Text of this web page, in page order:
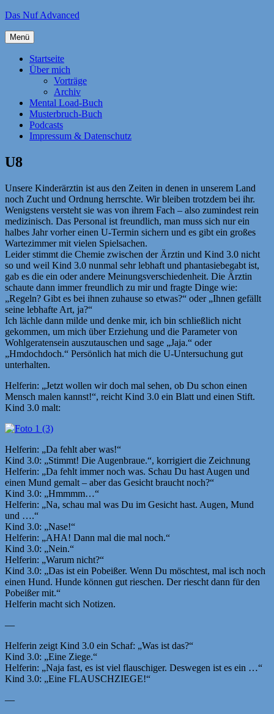
Zum
springen
Das Nuf Advanced
Menü
Startseite
Über mich
Vorträge
Archiv
Mental Load-Buch
Musterbruch-Buch
Podcasts
Impressum & Datenschutz
U8
Unsere Kinderärztin ist aus den Zeiten in denen in unserem Land
noch Zucht und Ordnung herrschte. Wir bleiben trotzdem bei ihr.
Wenigstens versteht sie was von ihrem Fach – also zumindest rein
medizinisch. Das Personal ist freundlich, man muss sich nur ein
halbes Jahr vorher einen U-Termin sichern und es gibt ein großes
Wartezimmer mit vielen Spielsachen.
Leider stimmt die Chemie zwischen der Ärztin und Kind 3.0 nicht
so und weil Kind 3.0 nunmal sehr lebhaft und phantasiebegabt ist,
gab es die ein oder andere Meinungsverschiedenheit. Die Ärztin
schaute dann immer freundlich zu mir und fragte Dinge wie:
„Regeln? Gibt es bei ihnen zuhause so etwas?“ oder „Ihnen gefällt
seine lebhafte Art, ja?“
Ich lächle dann milde und denke mir, ich bin schließlich nicht
gekommen, um mich über Erziehung und die Parameter von
Wohlgeratensein auszutauschen und sage „Jaja.“ oder
„Hmdochdoch.“ Persönlich hat mich die U-Untersuchung gut
unterhalten.
Helferin: „Jetzt wollen wir doch mal sehen, ob Du schon einen
Mensch malen kannst!“, reicht Kind 3.0 ein Blatt und einen Stift.
Kind 3.0 malt:
Helferin: „Da fehlt aber was!“
Kind 3.0: „Stimmt! Die Augenbraue.“, korrigiert die Zeichnung
Helferin: „Da fehlt immer noch was. Schau Du hast Augen und
einen Mund gemalt – aber das Gesicht braucht noch?“
Kind 3.0: „Hmmmm…“
Helferin: „Na, schau mal was Du im Gesicht hast. Augen, Mund
und ….“
Kind 3.0: „Nase!“
Helferin: „AHA! Dann mal die mal noch.“
Kind 3.0: „Nein.“
Helferin: „Warum nicht?“
Kind 3.0: „Das ist ein Pobeißer. Wenn Du möschtest, mal isch noch
einen Hund. Hunde können gut rieschen. Der riescht dann für den
Pobeißer mit.“
Helferin macht sich Notizen.
—
Helferin zeigt Kind 3.0 ein Schaf: „Was ist das?“
Kind 3.0: „Eine Ziege.“
Helferin: „Naja fast, es ist viel flauschiger. Deswegen ist es ein …“
Kind 3.0: „Eine FLAUSCHZIEGE!“
—